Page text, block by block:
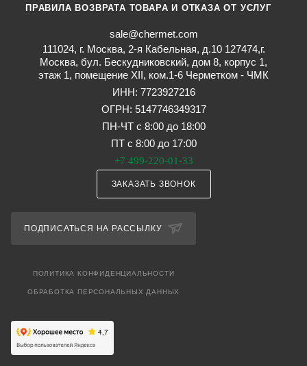
ПРАВИЛА ВОЗВРАТА ТОВАРА И ОТКАЗА ОТ УСЛУГ
sale@chermet.com
111024, г. Москва, 2-я Кабельная, д.10 127474,г.
Москва, бул. Бескудниковский, дом 8, корпус 1,
этаж 1, помещение XII, ком.1-6 Черметком - ЧМК
ИНН: 7723927216
ОГРН: 5147746349317
ПН-ЧТ с 8:00 до 18:00
ПТ с 8:00 до 17:00
+7 499-220-01-33
ЗАКАЗАТЬ ЗВОНОК
ПОДПИСАТЬСЯ НА РАССЫЛКУ
ПОЛИТИКА КОНФИДЕНЦИАЛЬНОСТИ
ОБРАБОТКА ПЕРСОНАЛЬНЫХ ДАННЫХ